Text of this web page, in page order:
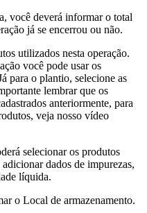
você deverá informar o total
já se encerrou ou não.
utilizados nesta operação.
você pode usar os
para o plantio, selecione as
lembrar que os
anteriormente, para
veja nosso vídeo
selecionar os produtos
dados de impurezas,
líquida.
o Local de armazenamento.